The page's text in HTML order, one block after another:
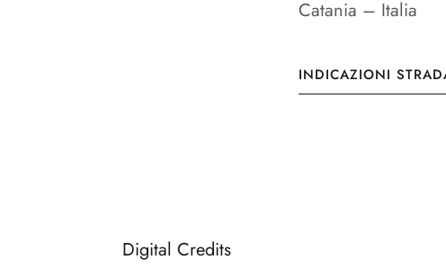
Digital Credits
Catania – Italia
INDICAZIONI